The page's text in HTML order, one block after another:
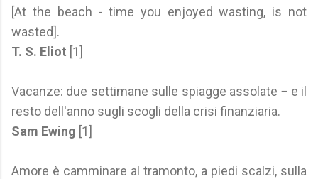
[At the beach - time you enjoyed wasting, is not
wasted].
T. S. Eliot [1]
Vacanze: due settimane sulle spiagge assolate − e il
resto dell'anno sugli scogli della crisi finanziaria.
Sam Ewing [1]
Amore è camminare al tramonto, a piedi scalzi, sulla